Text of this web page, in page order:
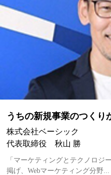
うちの新規事業のつく
株式会社ベーシック
代表取締役 秋山 勝
「マーケティングとテクノロジ
掲げ、Webマーケティング分野...